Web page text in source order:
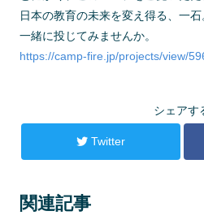
日本の教育の未来を変え得る、一石
一緒に投じてみませんか。
https://camp-fire.jp/projects/view/
シェアす
Twitter
関連記事